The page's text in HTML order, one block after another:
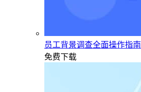
员工背景调查全面操作指南
免费下载